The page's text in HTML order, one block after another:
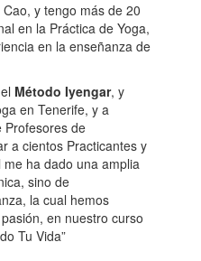
y tengo más de 20
en la Práctica de Yoga,
en la enseñanza de
Método Iyengar, y
en Tenerife, y a
Profesores de
a cientos Practicantes y
ha dado una amplia
sino de
la cual hemos
en nuestro curso
Tu Vida”